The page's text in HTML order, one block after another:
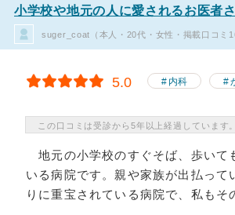
小学校や地元の人に愛されるお医者
suger_coat（本人・20代・女性・掲載口コミ
5.0 内科
この口コミは受診から5年以上経過しています。
地元の小学校のすぐそば、歩いて
いる病院です。親や家族が出払っ
りに重宝されている病院で、私もそ